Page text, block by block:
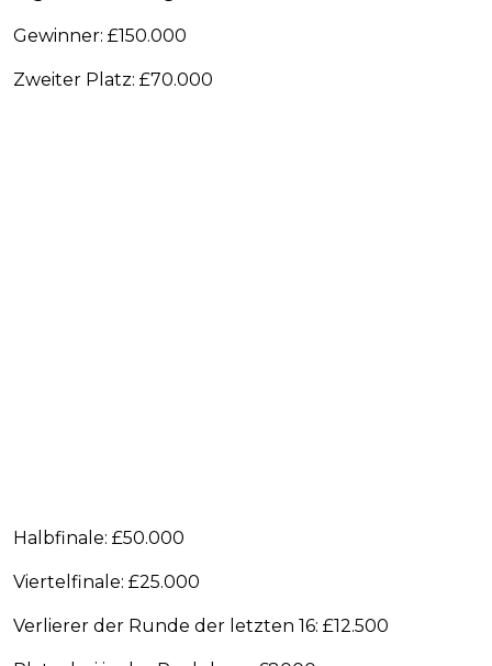
Gewinner: £150.000
Zweiter Platz: £70.000
Halbfinale: £50.000
Viertelfinale: £25.000
Verlierer der Runde der letzten 16: £12.500